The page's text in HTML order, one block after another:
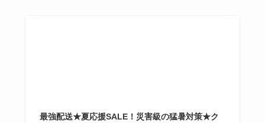
最強配送★夏応援SALE！災害級の猛暑対策★ク